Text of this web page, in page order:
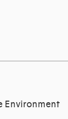
Environment